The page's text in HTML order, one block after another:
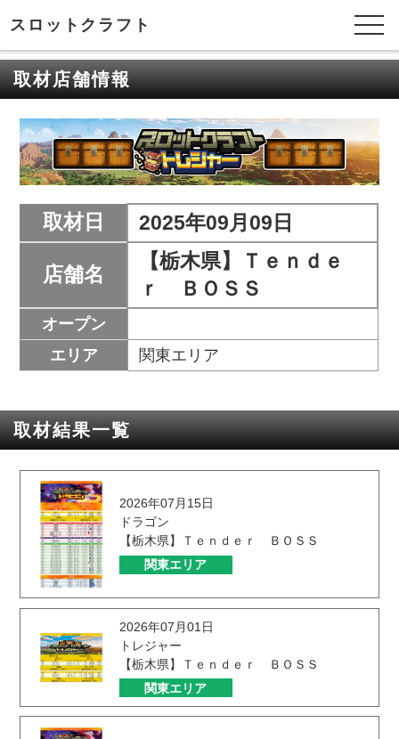
スロットクラフト
取材店舗情報
取材日 2025年09月09日
店舗名
【栃木県】Ｔｅｎｄｅ
ｒ ＢＯＳＳ
オープン
エリア
関東エリア
取材結果一覧
2026年07月15日
ドラゴン
【栃木県】Ｔｅｎｄｅｒ ＢＯＳＳ
関東エリア
2026年07月01日
トレジャー
【栃木県】Ｔｅｎｄｅｒ ＢＯＳＳ
関東エリア